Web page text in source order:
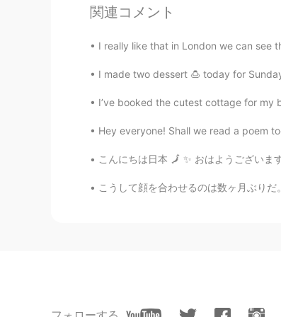
Bryan Camacho
JP
@Yuki Osaka hawk @Miki
EN JP
@tomo 教えてくれてあり
Bryan Camacho
EN JP
関連コメント
I really like that in London we can see
I made two dessert 🍮 today for
I’ve booked the cutest cottage for my
Hey everyone! Shall we read a poem
こんにちは日本 🗾 ✨ おはようございま
こうして顔を合わせるのは数ヶ月ぶりだ。 言いたいことはある。お互いに